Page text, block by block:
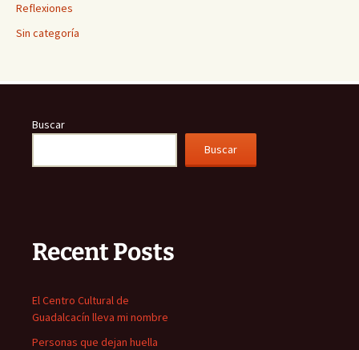
Reflexiones
Sin categoría
Buscar
Buscar
Recent Posts
El Centro Cultural de
Guadalcacín lleva mi nombre
Personas que dejan huella